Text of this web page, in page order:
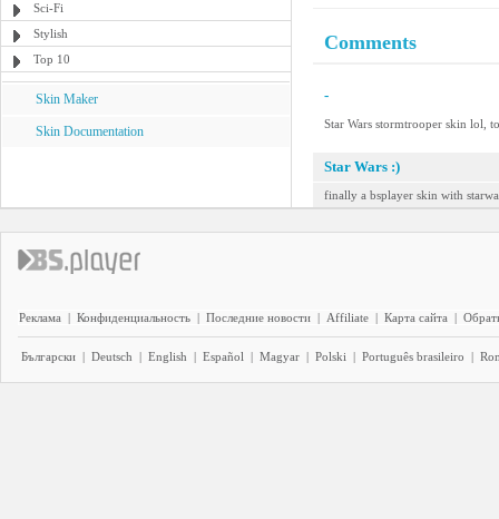
Sci-Fi
Stylish
Top 10
Skin Maker
Skin Documentation
Comments
-
Star Wars stormtrooper skin lol,
Star Wars :)
finally a bsplayer skin with
Реклама | Конфиденциальность | Последние новости | Affiliate | Карта сайта |
Български | Deutsch | English | Español | Magyar | Polski | Português brasileiro |